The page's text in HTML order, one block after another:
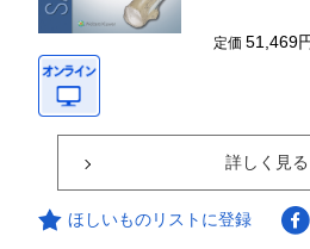
定価51,469
詳しく見る
ほしいものリストに登録